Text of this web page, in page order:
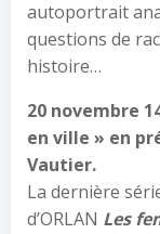
autoportrait
questions de
histoire…
20 novembre
en ville » en
Vautier.
La dernière
d’ORLAN Les